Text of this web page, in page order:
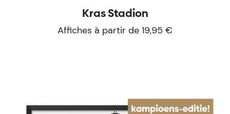
Kras Stadion
Affiches à partir de 19,95 €